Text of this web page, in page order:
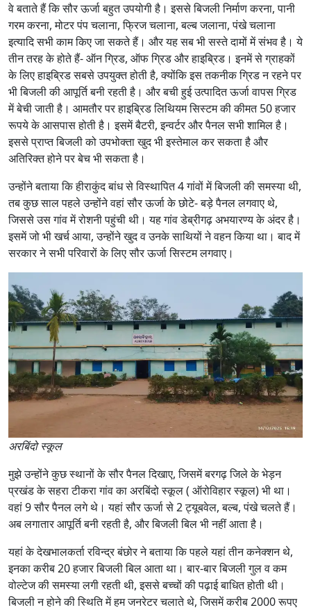
वे बताते हैं कि सौर ऊर्जा बहुत उपयोगी है। इससे बिजली निर्माण करना, पानी
गरम करना, मोटर पंप चलाना, फ्रिज चलाना, बल्ब जलाना, पंखे चलाना
इत्यादि सभी काम किए जा सकते हैं। और यह सब भी सस्ते दामों में संभव है। ये
तीन तरह के होते हैं- ऑन ग्रिड, ऑफ ग्रिड और हाइब्रिड। इनमें से ग्राहकों
के लिए हाइब्रिड सबसे उपयुक्त होती है, क्योंकि इस तकनीक ग्रिड न रहने पर
भी बिजली की आपूर्ति बनी रहती है। और बची हुई उत्पादित ऊर्जा वापस ग्रिड
में बेची जाती है। आमतौर पर हाइब्रिड लिथियम सिस्टम की कीमत 50 हजार
रूपये के आसपास होती है। इसमें बैटरी, इन्वर्टर और पैनल सभी शामिल है।
इससे प्राप्त बिजली को उपभोक्ता खुद भी इस्तेमाल कर सकता है और
अतिरिक्त होने पर बेच भी सकता है।
उन्होंने बताया कि हीराकुंद बांध से विस्थापित 4 गांवों में बिजली की समस्या थी,
तब कुछ साल पहले उन्होंने वहां सौर ऊर्जा के छोटे- बड़े पैनल लगवाए थे,
जिससे उस गांव में रोशनी पहुंची थी। यह गांव डेब्रीगढ़ अभयारण्य के अंदर है।
इसमें जो भी खर्च आया, उन्होंने खुद व उनके साथियों ने वहन किया था। बाद में
सरकार ने सभी परिवारों के लिए सौर ऊर्जा सिस्टम लगवाए।
अरबिंदो स्कूल
मुझे उन्होंने कुछ स्थानों के सौर पैनल दिखाए, जिसमें बरगढ़ जिले के भेड़न
प्रखंड के सहरा टीकरा गांव का अरबिंदो स्कूल ( ऑरोविहार स्कूल) भी था।
वहां 9 सौर पैनल लगे थे। यहां सौर ऊर्जा से 2 ट्यूबवेल, बल्ब, पंखे चलते हैं।
अब लगातार आपूर्ति बनी रहती है, और बिजली बिल भी नहीं आता है।
यहां के देखभालकर्ता रविन्द्र बंछोर ने बताया कि पहले यहां तीन कनेक्शन थे,
इनका करीब 20 हजार बिजली बिल आता था। बार-बार बिजली गुल व कम
वोल्टेज की समस्या लगी रहती थी, इससे बच्चों की पढ़ाई बाधित होती थी।
बिजली न होने की स्थिति में हम जनरेटर चलाते थे, जिसमें करीब 2000 रूपए